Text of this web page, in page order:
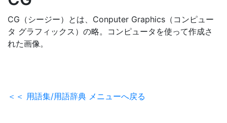
CG（シージー）とは、Conputer Graphics（コンピュー
タ グラフィックス）の略。コンピュータを使って作成さ
れた画像。
＜＜ 用語集/用語辞典 メニューへ戻る